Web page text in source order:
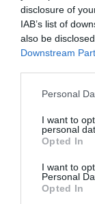
disclosure of
IAB’s list of
also be
Downstream
Personal
I want to
personal
Opted In
I want to
Personal
Opted In
[CMEK17 ]
Ver